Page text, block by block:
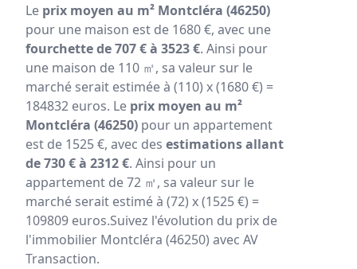
Le prix moyen au m² Montcléra (46250)
pour une maison est de 1680 €, avec une
fourchette de 707 € à 3523 €. Ainsi pour
une maison de 110 ㎡, sa valeur sur le
marché serait estimée à (110) x (1680 €) =
184832 euros. Le prix moyen au m²
Montcléra (46250) pour un appartement
est de 1525 €, avec des estimations allant
de 730 € à 2312 €. Ainsi pour un
appartement de 72 ㎡, sa valeur sur le
marché serait estimé à (72) x (1525 €) =
109809 euros.Suivez l'évolution du prix de
l'immobilier Montcléra (46250) avec AV
Transaction.